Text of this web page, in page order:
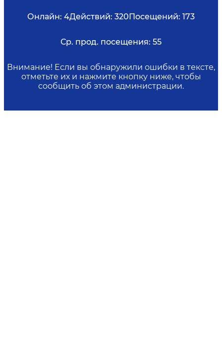
Онлайн: 4Действий: 320Посещений: 173
Ср. прод. посещения: 55
Внимание! Если вы обнаружили ошибки в тексте,
отметьте их и нажмите кнопку ниже, чтобы
сообщить об этом администрации.